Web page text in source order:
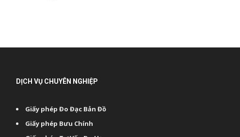
DỊCH VỤ CHUYÊN NGHIỆP
Giấy phép Đo Đạc Bản Đồ
Giấy phép Bưu Chính